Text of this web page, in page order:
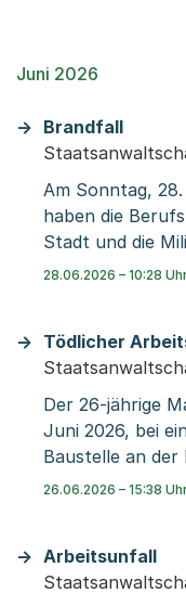
Juni 2026
Brandfall
Am Sonntag,
haben die
Stadt und die
Brand in einer
Rettung Basel-
Kontrolle ins
28.06.2026 – 10:28
Tödlicher
Der 26-jährige
Juni 2026, bei
Baustelle an
26.06.2026 – 15:38
Arbeitsunfall